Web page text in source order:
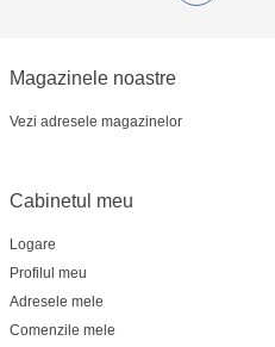
Magazinele noastre
Vezi adresele magazinelor
Cabinetul meu
Logare
Profilul meu
Adresele mele
Comenzile mele